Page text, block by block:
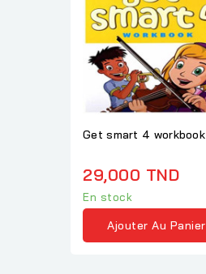
Get smart 4 workbook
29,000 TND
En stock
Ajouter Au Panier